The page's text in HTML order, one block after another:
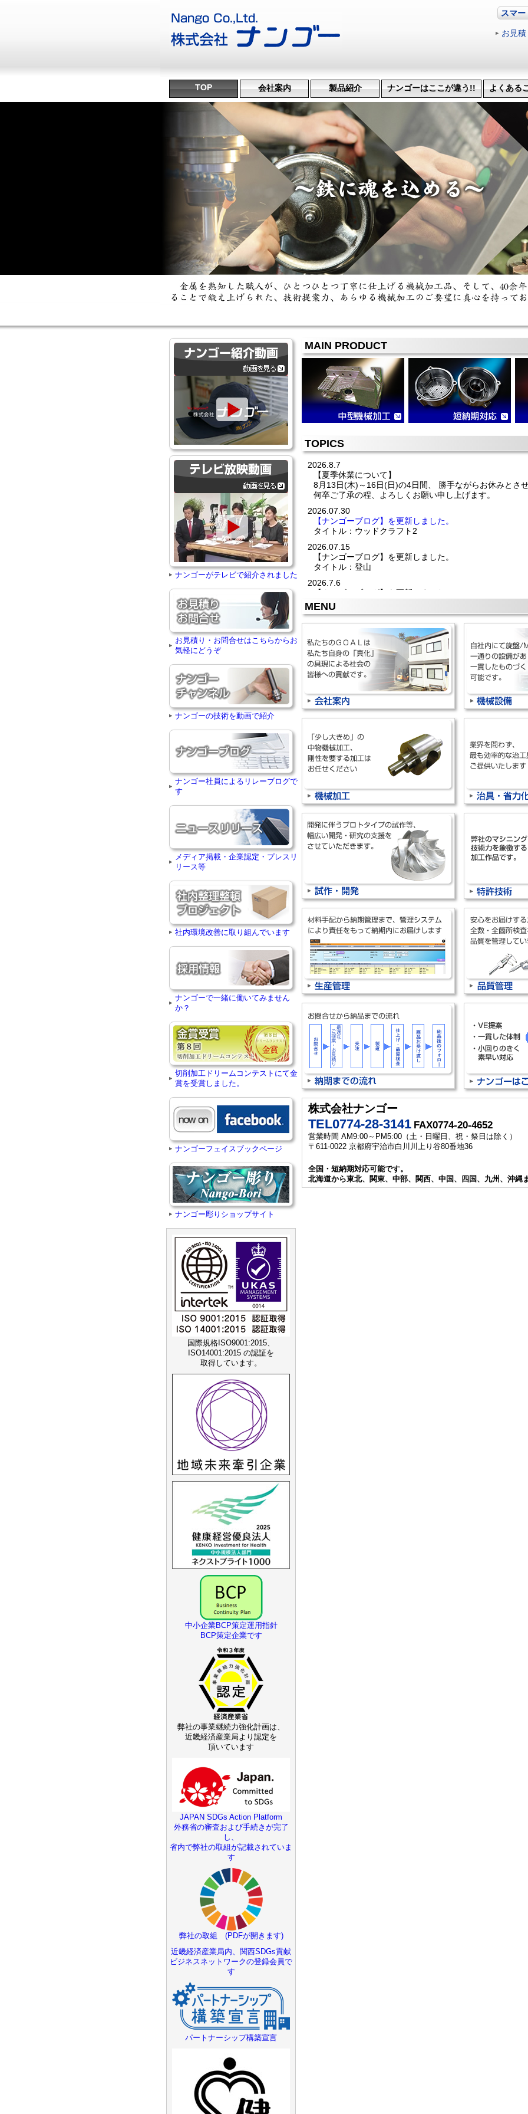
スマ
お見
TOP
会社案内
ミッション
会社概要
機械設備
沿革・受賞歴
製品紹介
機械加工
治具･省力化機械
試作・開発
特許技術
ナンゴーはここが違う!!
よくある
MAIN PRODUCT
TOPICS
2026.8.7
【夏季休業について】
8月13日(木)～16日(日)の4日間、 勝手ながらお休みとさ
何卒ご了承の程、よろしくお願い申し上げます。
2026.07.30
【ナンゴーブログ】を更新しました。
タイトル：ウッドクラフト2
2026.07.15
【ナンゴーブログ】を更新しました。
タイトル：登山
2026.7.6
【ナンゴーブログ】を更新しました。
タイトル：癒されました(^^)
2026/06/24
◆展示会に出展致します◆
『ものづくりワールド／機械要素技術展』
宇治市6社での合同出展に参加させて頂きます
2026年7月1日(水)～3日(金)
10:00～17:00
東京ビッグサイト
東1ホール E7-44
ブース名：宇治市・宇治商工会議所
【ナンゴーブログ】を更新しました。
タイトル：海の京都
2026/06/19
【社内整理整頓プロジェクト】更新しました。
タイトル：新！5S活動 ～卒業～(№24)
2026/06/01
【ナンゴーブログ】を更新しました。
タイトル：祝30周年
2026/05/18
【ナンゴーブログ】を更新しました。
タイトル：年パス
【ナンゴーブログ】を更新しました。
MENU
株式会社ナンゴー
TEL0774-28-3141 FAX0774-20-4652
営業時間 AM9:00～PM5:00（土・日曜日、祝・祭日は除く）
〒611-0022 京都府宇治市白川川上り谷80番地36
全国・短納期対応可能です。
北海道から東北、関東、中部、関西、中国、四国、九州、沖縄
ナンゴーがテレビで紹介されました
お見積り・お問合せはこちらからお
気軽にどうぞ
ナンゴーの技術を動画で紹介
ナンゴー社員によるリレーブログで
す
メディア掲載・企業認定・プレスリ
リース等
社内環境改善に取り組んでいます
ナンゴーで一緒に働いてみません
か？
切削加工ドリームコンテストにて金
賞を受賞しました。
ナンゴーフェイスブックページ
ナンゴー彫りショップサイト
国際規格ISO9001:2015、
ISO14001:2015 の認証を
取得しています。
中小企業BCP策定運用指針
BCP策定企業です
弊社の事業継続力強化計画は、
近畿経済産業局より認定を
頂いています
JAPAN SDGs Action Platform
外務省の審査および手続きが完了
し、
省内で弊社の取組が記載されていま
す
弊社の取組 (PDFが開きます)
近畿経済産業局内、関西SDGs貢献
ビジネスネットワークの登録会員で
す
パートナーシップ構築宣言